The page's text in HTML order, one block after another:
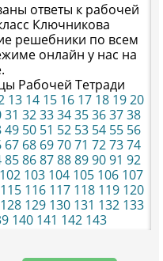
ответы к рабочей
Ключникова
решебники по всем
онлайн у нас на
Рабочей Тетради
1314151617181920
31 32333435363738
49 50 51 52 53 54 55 56
67 68 697071 727374
85868788899091 92
102 103 104 105 106 107
116117118119120
129130131 132133
140 141 142 143